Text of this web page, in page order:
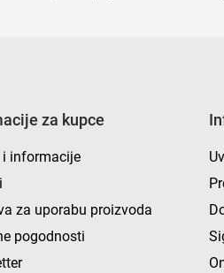
za kupce
i informacije
za uporabu proizvoda
pogodnosti